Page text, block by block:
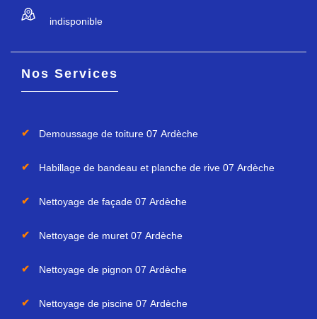
indisponible
Nos Services
Demoussage de toiture 07 Ardèche
Habillage de bandeau et planche de rive 07 Ardèche
Nettoyage de façade 07 Ardèche
Nettoyage de muret 07 Ardèche
Nettoyage de pignon 07 Ardèche
Nettoyage de piscine 07 Ardèche